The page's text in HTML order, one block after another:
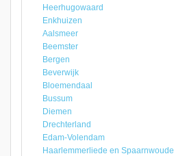
Heerhugowaard
Enkhuizen
Aalsmeer
Beemster
Bergen
Beverwijk
Bloemendaal
Bussum
Diemen
Drechterland
Edam-Volendam
Haarlemmerliede en Spaarnwoude